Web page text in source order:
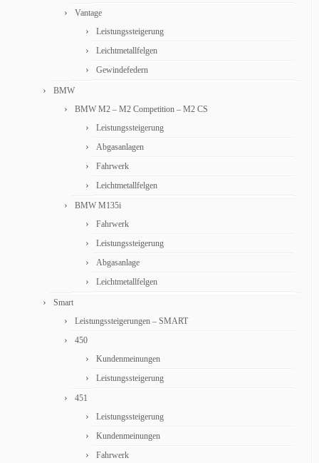
Vantage
Leistungssteigerung
Leichtmetallfelgen
Gewindefedern
BMW
BMW M2 – M2 Competition – M2 CS
Leistungssteigerung
Abgasanlagen
Fahrwerk
Leichtmetallfelgen
BMW M135i
Fahrwerk
Leistungssteigerung
Abgasanlage
Leichtmetallfelgen
Smart
Leistungssteigerungen – SMART
450
Kundenmeinungen
Leistungssteigerung
451
Leistungssteigerung
Kundenmeinungen
Fahrwerk